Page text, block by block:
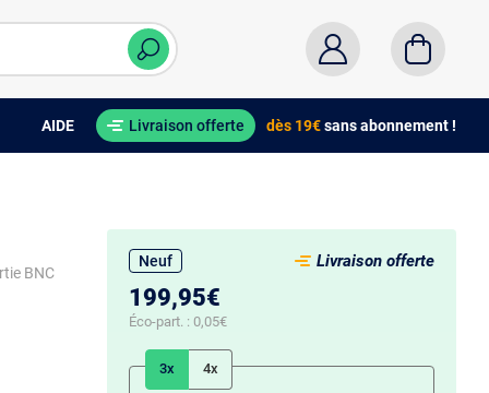
AIDE Livraison offerte dès 19€sans abonnement !
BNC
Neuf
199,95€
Éco-part. : 0,05€
3x 4x
Livraison offerte